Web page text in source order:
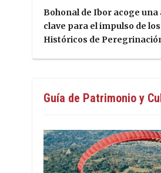
Bohonal de Ibor acoge una
clave para el impulso de
Históricos de
Guía de Patrimonio y